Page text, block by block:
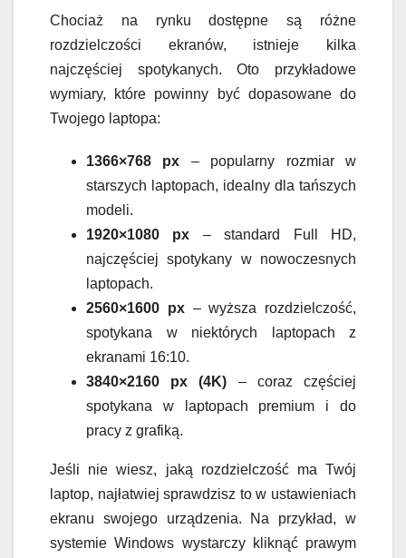
Chociaż na rynku dostępne są różne
rozdzielczości ekranów, istnieje kilka
najczęściej spotykanych. Oto przykładowe
wymiary, które powinny być dopasowane do
Twojego laptopa:
1366×768 px – popularny rozmiar w
starszych laptopach, idealny dla tańszych
modeli.
1920×1080 px – standard Full HD,
najczęściej spotykany w nowoczesnych
laptopach.
2560×1600 px– wyższa rozdzielczość,
spotykana w niektórych laptopach z
ekranami 16:10.
3840×2160 px (4K) – coraz częściej
spotykana w laptopach premium i do
pracy z grafiką.
Jeśli nie wiesz, jaką rozdzielczość ma Twój
laptop, najłatwiej sprawdzisz to w ustawieniach
ekranu swojego urządzenia. Na przykład, w
systemie Windows wystarczy kliknąć prawym